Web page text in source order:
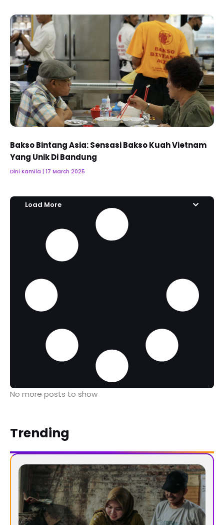
Bakso Bintang Asia: Sensasi Bakso Kuah Vietnam
Yang Unik Di Bandung
Dini Kamila 17 March 2025
Load More
No more posts to show
Trending